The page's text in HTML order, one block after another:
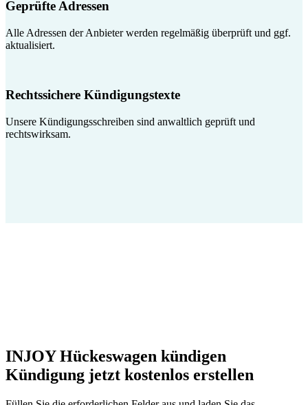
Geprüfte Adressen
Alle Adressen der Anbieter werden regelmäßig überprüft und ggf.
aktualisiert.
Rechtssichere Kündigungstexte
Unsere Kündigungsschreiben sind anwaltlich geprüft und
rechtswirksam.
INJOY Hückeswagen kündigen
Kündigung jetzt kostenlos erstellen